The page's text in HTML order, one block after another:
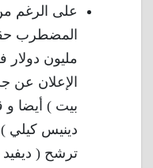
على الرغم من
مليون دولار
الإعلان عن
بيت ) أيضا و
دينيس كيلي
ترشح (